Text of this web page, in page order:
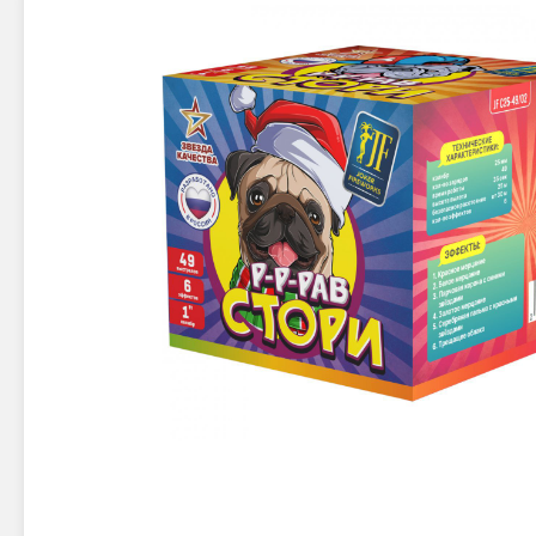
Фейерверки на свадьбу
Фейерверк-шоу
Батареи салютов
Цветной дым
Батареи салютов
Маленькие фейерверки
Терочные
Лимонки,
Корсары
Жуки